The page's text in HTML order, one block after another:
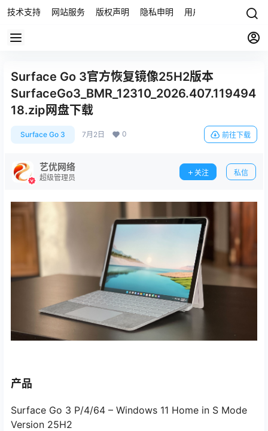
技术支持 网站服务 版权声明 隐私申明 用户协议 联系我们
Surface Go 3官方恢复镜像25H2版本
SurfaceGo3_BMR_12310_2026.407.119494
18.zip网盘下载
Surface Go 3 7月2日 0 前往下载
艺优网络
超级管理员
关注 私信
产品
Surface Go 3 P/4/64 – Windows 11 Home in S Mode
Version 25H2